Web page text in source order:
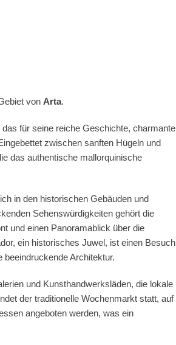
von Arta.
für seine reiche Geschichte, charmante
zwischen sanften Hügeln und
das authentische mallorquinische
in den historischen Gebäuden und
Sehenswürdigkeiten gehört die
und einen Panoramablick über die
ein historisches Juwel, ist einen Besuch
beeindruckende Architektur.
und Kunsthandwerksläden, die lokale
der traditionelle Wochenmarkt statt, auf
angeboten werden, was ein